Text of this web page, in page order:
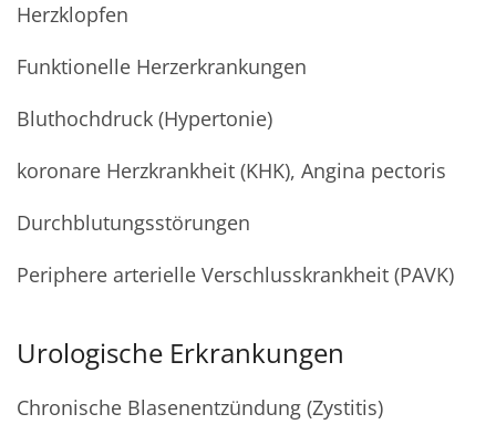
Herzklopfen
Funktionelle Herzerkrankungen
Bluthochdruck (Hypertonie)
koronare Herzkrankheit (KHK), Angina pectoris
Durchblutungsstörungen
Periphere arterielle Verschlusskrankheit (PAVK)
Urologische Erkrankungen
Chronische Blasenentzündung (Zystitis)